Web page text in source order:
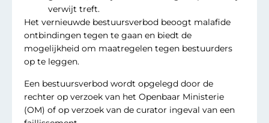
verwijt treft.
Het vernieuwde bestuursverbod beoogt malafide
ontbindingen tegen te gaan en biedt de
mogelijkheid om maatregelen tegen bestuurders
op te leggen.
Een bestuursverbod wordt opgelegd door de
rechter op verzoek van het Openbaar Ministerie
(OM) of op verzoek van de curator ingeval van een